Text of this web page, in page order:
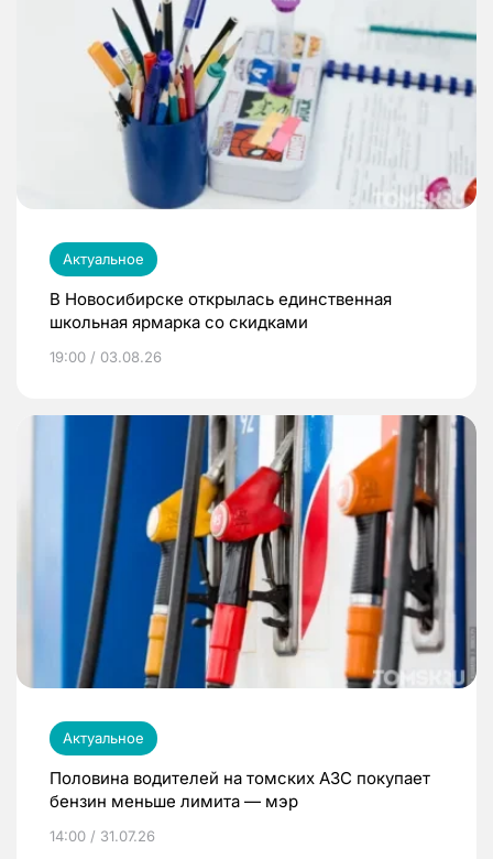
Актуальное
В Новосибирске открылась единственная
школьная ярмарка со скидками
19:00 / 03.08.26
Актуальное
Половина водителей на томских АЗС покупает
бензин меньше лимита — мэр
14:00 / 31.07.26